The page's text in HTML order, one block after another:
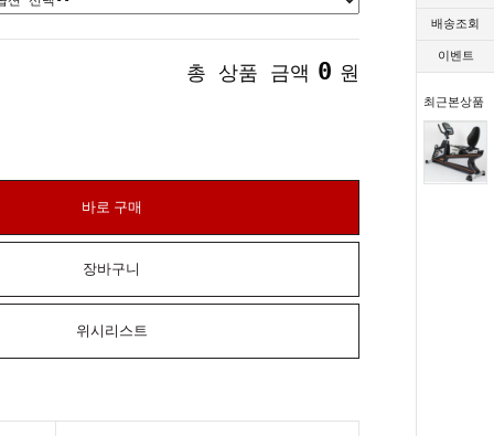
배송조회
이벤트
최근본상품
총 상품 금액 0 원
바로 구매
장바구니
위시리스트